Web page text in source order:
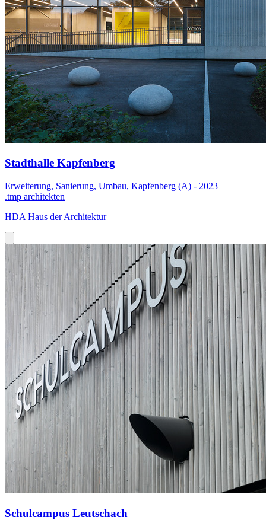
Stadthalle Kapfenberg
Erweiterung, Sanierung, Umbau, Kapfenberg (A) - 2023
.tmp architekten
HDA Haus der Architektur
Schulcampus Leutschach